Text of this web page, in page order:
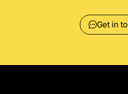
Get in